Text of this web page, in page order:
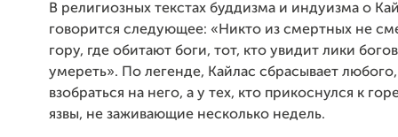
В религиозных текстах буддизма и индуизма о
говорится следующее: «Никто из смертных не
гору, где обитают боги, тот, кто увидит лики
умереть». По легенде, Кайлас сбрасывает
взобраться на него, а у тех, кто прикоснулся к
язвы, не заживающие несколько недель.